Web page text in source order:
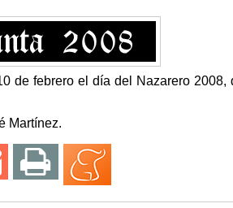
de febrero el día del Nazarero
Martínez.